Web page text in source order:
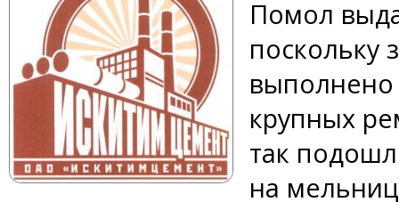
Помол
поскольку
выполнено
крупных
так
на